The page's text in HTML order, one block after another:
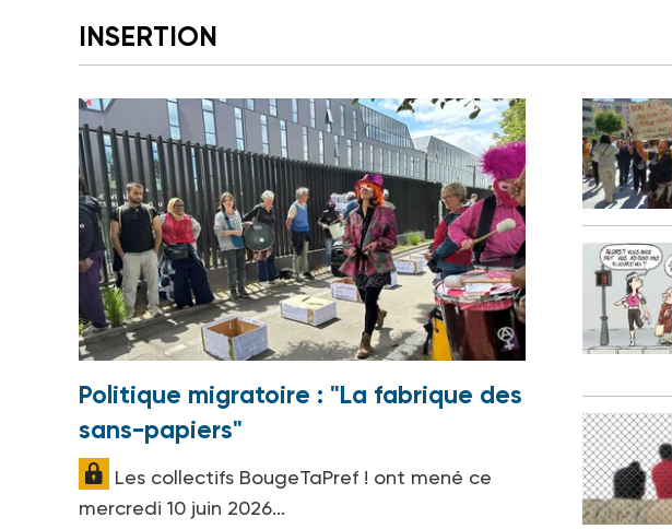
INSERTION
Politique migratoire : "La fabrique des
sans-papiers"
Les collectifs BougeTaPref ! ont mené ce
mercredi 10 juin 2026...